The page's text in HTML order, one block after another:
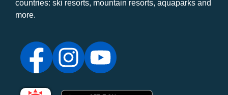
countries: ski resorts, mountain resorts, aquaparks and
more.